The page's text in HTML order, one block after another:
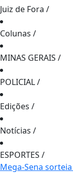
Juiz de Fora /
Colunas /
MINAS GERAIS /
POLICIAL/
Edições /
Notícias /
ESPORTES /
Mega-Sena